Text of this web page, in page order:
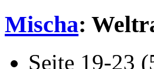
Mischa:
Seite 19-23